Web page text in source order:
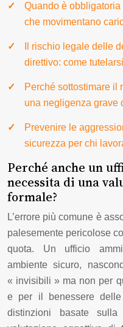
Quando è
che movimentano
Il rischio legale delle
direttivo: come
Perché sottostimare il
una negligenza grave
Prevenire le
sicurezza per chi
Perché anche un
necessita di una
formale?
L’errore più comune è
palesemente pericolose
quota. Un ufficio
ambiente sicuro,
« invisibili » ma non per
e per il benessere
distinzioni basate